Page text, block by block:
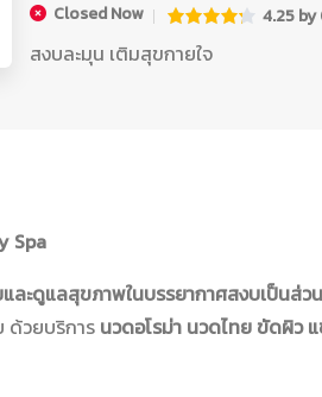
Closed Now 4.25 by
สงบละมุน เติมสุขกายใจ
Spa
ละดูแลสุขภาพในบรรยากาศสงบเป็นส่ว
ด้วยบริการ นวดอโรม่า นวดไทย ขัดผิว